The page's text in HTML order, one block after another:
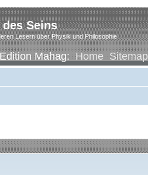
Seins
Lesern über Physik und Philosophie
Edition Mahag:Home Sitemap